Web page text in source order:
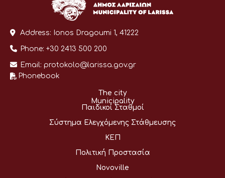
Address: Ionos Dragoumi 1, 41222
Phone: +30 2413 500 200
Email: protokolo@larissa.gov.gr
Phonebook
The city
Municipality
Παιδικοί Σταθμοί
Σύστημα Ελεγχόμενης Στάθμευσης
ΚΕΠ
Πολιτική Προστασία
Novoville